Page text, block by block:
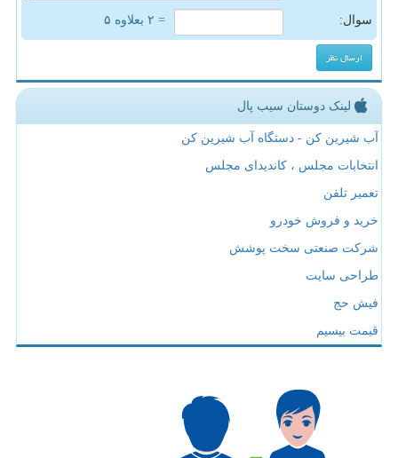
سوال: = ۲ بعلاوه ۵
لینک دوستان سیب پال
آب شیرین کن - دستگاه آب شیرین کن
انتخابات مجلس ، کاندیدای مجلس
تعمیر تلفن
خرید و فروش خودرو
شرکت صنعتی سخت پوشش
طراحی سایت
فیش حج
قیمت بیسیم